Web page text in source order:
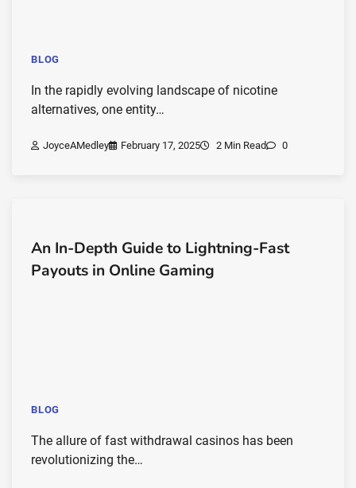
BLOG
In the rapidly evolving landscape of nicotine
alternatives, one entity…
JoyceAMedley February 17, 2025 2 Min Read 0
An In-Depth Guide to Lightning-Fast
Payouts in Online Gaming
BLOG
The allure of fast withdrawal casinos has been
revolutionizing the…